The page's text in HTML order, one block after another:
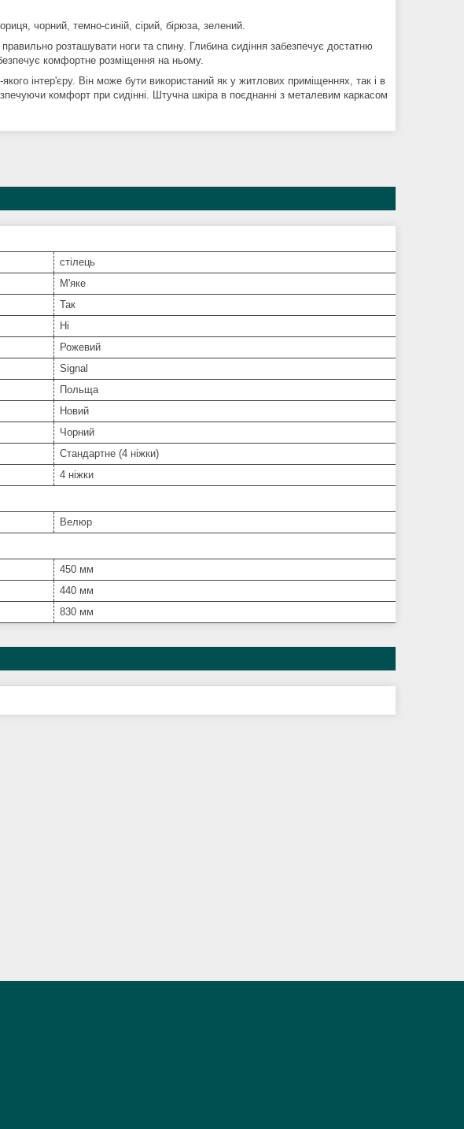
чорний, темно-синій, сірий, бірюза, зелений.
розташувати ноги та спину. Глибина сидіння забезпечує достатню
комфортне розміщення на ньому.
інтер'єру. Він може бути використаний як у житлових приміщеннях, так і в
комфорт при сидінні. Штучна шкіра в поєднанні з металевим каркасом
стілець
М'яке
Так
Ні
Рожевий
Signal
Польща
Новий
Чорний
Стандартне (4 ніжки)
4 ніжки
Велюр
450 мм
440 мм
830 мм